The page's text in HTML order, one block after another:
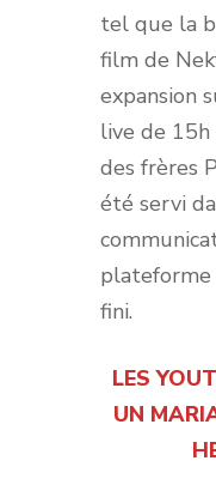
tel que la
film de
expansion
live de 15h
des frères
été servi
plateforme
fini.
LES
UN